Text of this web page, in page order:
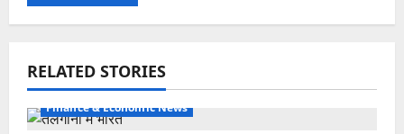
RELATED STORIES
Finance & Economic News